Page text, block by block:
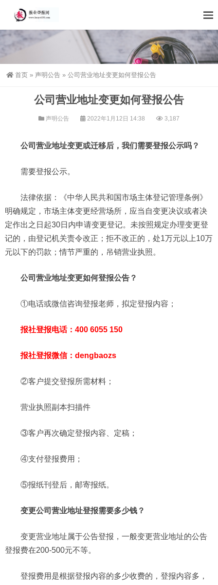
首页 » 声明公告 » 公司营业地址变更如何登报公告
公司营业地址变更如何登报公告
声明公告 2022年1月12日 14:38 3,187
公司营业地址变更或迁移后，我们需要登报公示吗？
需要登报公示。
法律依据：《中华人民共和国市场主体登记管理条例》
明确规定，市场主体变更经营场所，应当自变更决议或者决
定作出之日起30日内申请变更登记。未按照规定办理变更登
记的，由登记机关责令改正；拒不改正的，处1万元以上10万
元以下的罚款；情节严重的，吊销营业执照。
公司营业地址变更如何登报公告？
①电话或微信咨询登报老师，拟定登报内容；
报社登报电话：400 6055 150
报社登报微信：dengbaozs
②客户提交登报所需材料；
营业执照副本扫描件
③客户再次确定登报内容、定稿；
④支付登报费用；
⑤报纸刊登后，邮寄报纸。
变更公司营业地址登报需要多少钱？
变更营业地址属于公告登报，一般变更营业地址的公告
登报费在200-500元不等。
登报费用是根据登报内容的多少收费的，登报内容多，